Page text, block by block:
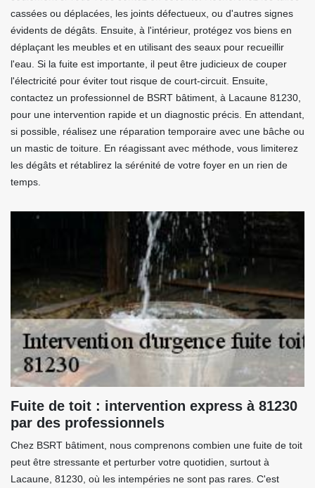
cassées ou déplacées, les joints défectueux, ou d'autres signes
évidents de dégâts. Ensuite, à l'intérieur, protégez vos biens en
déplaçant les meubles et en utilisant des seaux pour recueillir
l'eau. Si la fuite est importante, il peut être judicieux de couper
l'électricité pour éviter tout risque de court-circuit. Ensuite,
contactez un professionnel de BSRT bâtiment, à Lacaune 81230,
pour une intervention rapide et un diagnostic précis. En attendant,
si possible, réalisez une réparation temporaire avec une bâche ou
un mastic de toiture. En réagissant avec méthode, vous limiterez
les dégâts et rétablirez la sérénité de votre foyer en un rien de
temps.
Fuite de toit : intervention express à 81230
par des professionnels
Chez BSRT bâtiment, nous comprenons combien une fuite de toit
peut être stressante et perturber votre quotidien, surtout à
Lacaune, 81230, où les intempéries ne sont pas rares. C'est